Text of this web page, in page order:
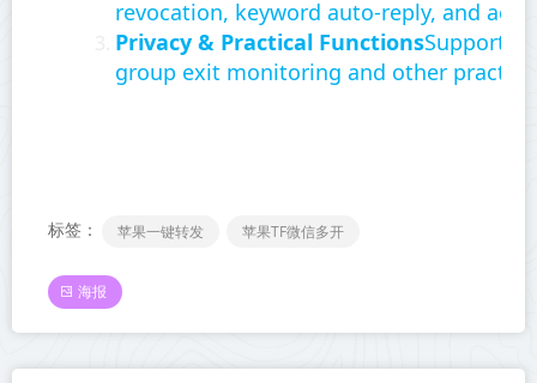
revocation, keyword auto-reply, and
Privacy & Practical FunctionsSupport
group exit monitoring and other
标签： 苹果一键转发 苹果TF微信多开
海报